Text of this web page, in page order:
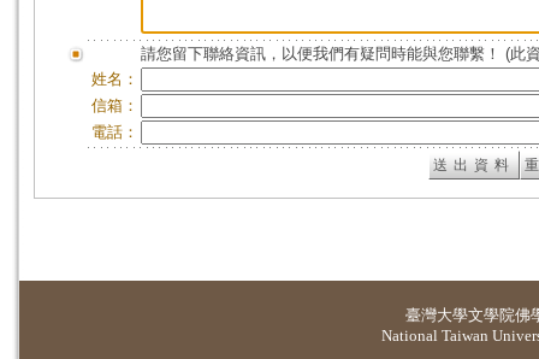
請您留下聯絡資訊，以便我們有疑問時能與您聯繫！ (此
姓名：
信箱：
電話：
臺灣大學文學院佛
National Taiwan